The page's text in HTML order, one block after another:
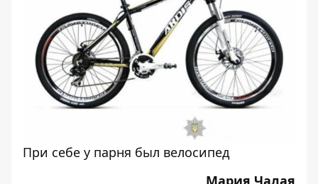
При себе у парня был велосипед
Мария Чалая